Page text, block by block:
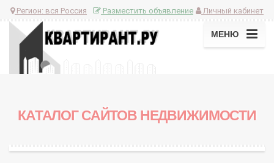
Регион: вся Россия Личный кабинет
Разместить объявление
МЕНЮ
КАТАЛОГ САЙТОВ НЕДВИЖИМОСТИ